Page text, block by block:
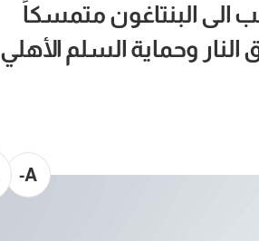
الى البنتاغون متمسكاً
وحماية السلم الأهلي
A-